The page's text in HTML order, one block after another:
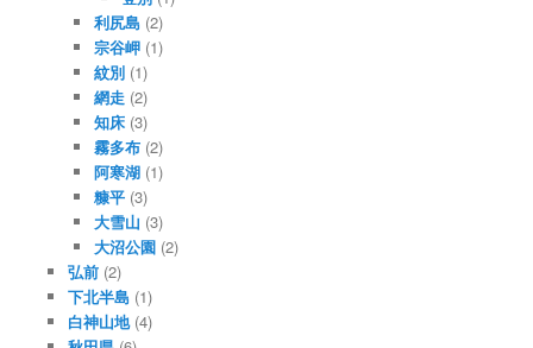
利尻島 (2)
宗谷岬 (1)
紋別 (1)
網走 (2)
知床 (3)
霧多布 (2)
阿寒湖 (1)
糠平 (3)
大雪山 (3)
大沼公園 (2)
弘前(2)
下北半島(1)
白神山地(4)